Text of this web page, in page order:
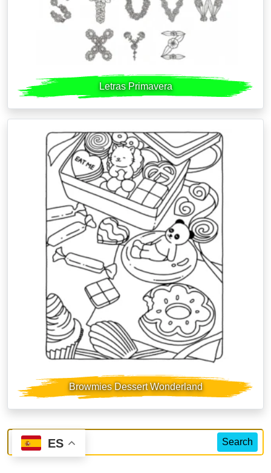
Letras Primavera
Browmies Dessert Wonderland
Search
ES